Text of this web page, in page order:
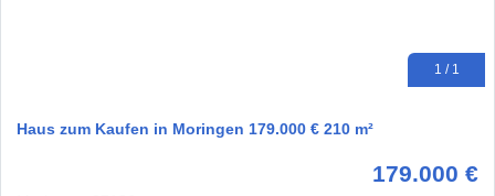
1 / 1
Haus zum Kaufen in Moringen 179.000 € 210 m²
179.000 €